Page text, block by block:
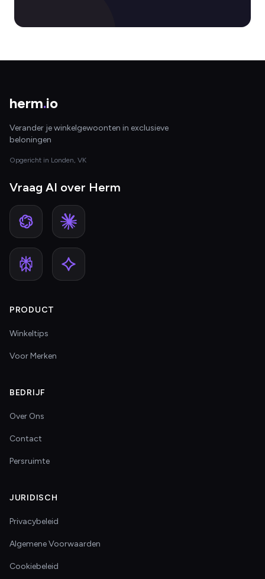
herm.io
Verander je winkelgewoonten in exclusieve
beloningen
Opgericht in Londen, VK
Vraag AI over Herm
PRODUCT
Winkeltips
Voor Merken
BEDRIJF
Over Ons
Contact
Persruimte
JURIDISCH
Privacybeleid
Algemene Voorwaarden
Cookiebeleid